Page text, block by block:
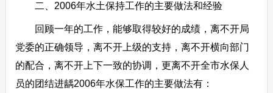
二、2006年水土保持工作的主要做法和经验
回顾一年的工作，能够取得较好的成绩，离不开局
党委的正确领导，离不开上级的支持，离不开横向部门
的配合，离不开上下一致的协调，更离不开全市水保人
员的团结进龋2006年水保工作的主要做法有：